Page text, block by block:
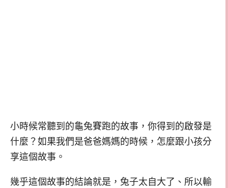
小時候常聽到的龜兔賽跑的故事，你得到的啟發是
什麼？如果我們是爸爸媽媽的時候，怎麼跟小孩分
享這個故事。
幾乎這個故事的結論就是，兔子太自大了、所以輸